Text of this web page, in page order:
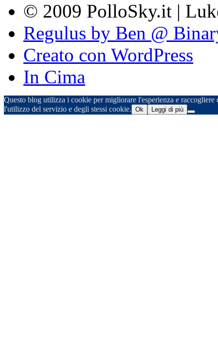
© 2009 PolloSky.it |
Regulus by Ben @
Creato con WordPress
In Cima
Questo blog utilizza i cookie per migliorare l'esperienza e
l'utilizzo del servizio e degli stessi cookie. Ok Leggi di più